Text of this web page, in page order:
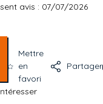
avis : 07/07/2026
Mettre
en
favori
Partager